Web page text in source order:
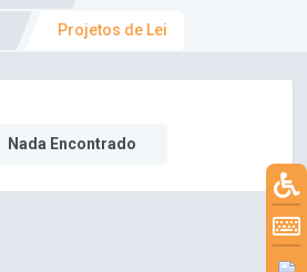
Projetos de Lei
Nada Encontrado